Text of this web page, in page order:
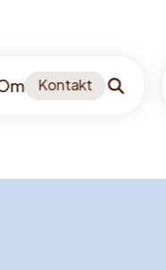
Kontakt Søgning